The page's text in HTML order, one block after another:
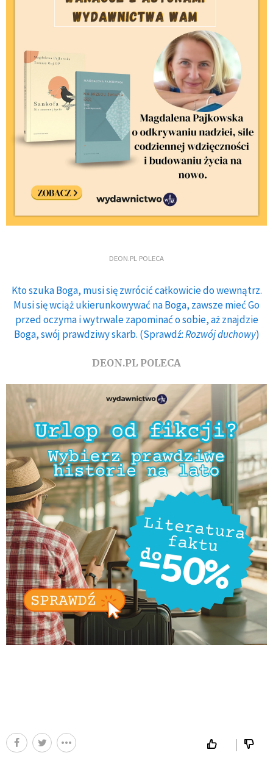
DEON.PL POLECA
Kto szuka Boga, musi się zwrócić całkowicie do wewnątrz.
Musi się wciąż ukierunkowywać na Boga, zawsze mieć Go
przed oczyma i wytrwale zapominać o sobie, aż znajdzie
Boga, swój prawdziwy skarb. (Sprawdź:Rozwój duchowy)
DEON.PL POLECA